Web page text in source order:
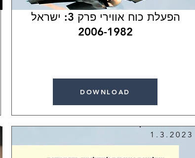
הפעלת כוח אווירי פרק 3: ישראל
2006-1982
DOWNLOAD
1.3.2023